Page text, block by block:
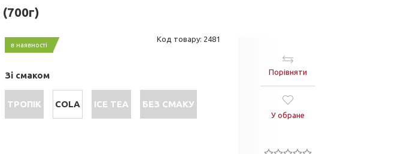
в наявності
Код товару: 2481
Зі смаком
ТРОПІК COLA ICE TEA БЕЗ СМАКУ
Порівняти
У обране